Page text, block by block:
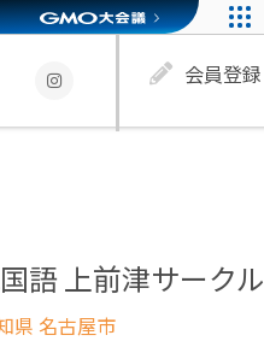
会員登録
語 上前津サークル
県 名古屋市